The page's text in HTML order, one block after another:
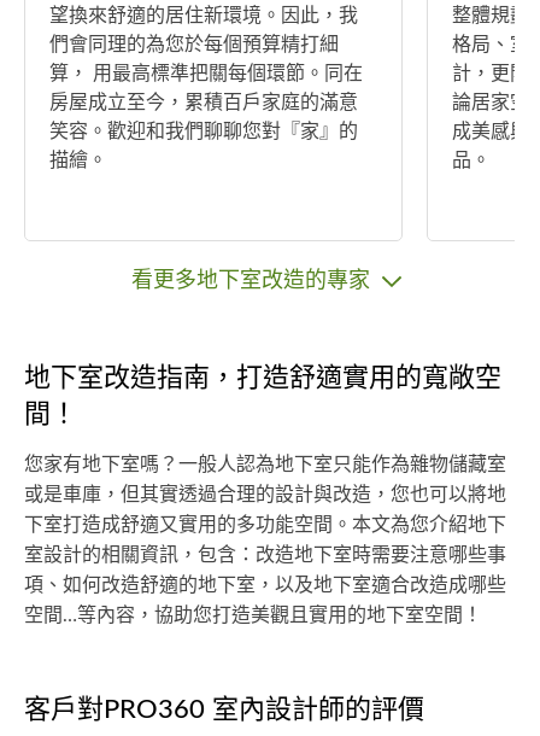
望換來舒適的居住新環境。因此，我
們會同理的為您於每個預算精打細
算， 用最高標準把關每個環節。同在
房屋成立至今，累積百戶家庭的滿意
笑容。歡迎和我們聊聊您對『家』的
描繪。
整體規劃
格局、室
計，更開
論居家空
成美感與
品。
看更多地下室改造的專家
地下室改造指南，打造舒適實用的寬敞空
間！
您家有地下室嗎？一般人認為地下室只能作為雜物儲藏室
或是車庫，但其實透過合理的設計與改造，您也可以將地
下室打造成舒適又實用的多功能空間。本文為您介紹地下
室設計的相關資訊，包含：改造地下室時需要注意哪些事
項、如何改造舒適的地下室，以及地下室適合改造成哪些
空間…等內容，協助您打造美觀且實用的地下室空間！
客戶對PRO360 室內設計師的評價